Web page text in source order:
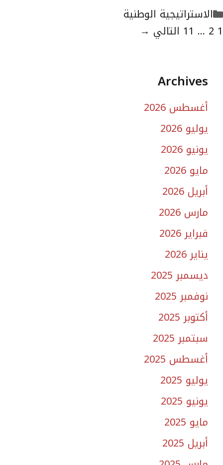
التصنيفات
الاستراتيجية الوطنية
الصفحة
1 الصفحة
2
... الصفحة
11 التالي →
Archives
أغسطس 2026
يوليو 2026
يونيو 2026
مايو 2026
أبريل 2026
مارس 2026
فبراير 2026
يناير 2026
ديسمبر 2025
نوفمبر 2025
أكتوبر 2025
سبتمبر 2025
أغسطس 2025
يوليو 2025
يونيو 2025
مايو 2025
أبريل 2025